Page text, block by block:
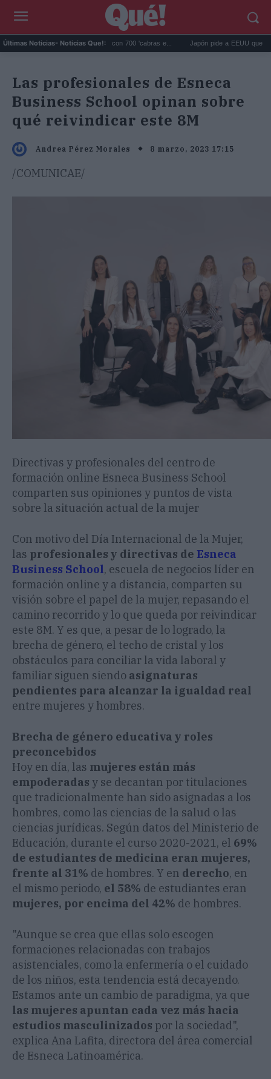
Últimas Noticias- Noticias Que!:
eliminó 140.000 cabras con 700 'cabras e... Japón pide a EEUU que deje de usar
Las profesionales de Esneca
Business School opinan sobre
qué reivindicar este 8M
Andrea Pérez Morales 8 marzo, 2023 17:15
/COMUNICAE/
Directivas y profesionales del centro de
formación online Esneca Business School
comparten sus opiniones y puntos de vista
sobre la situación actual de la mujer
Con motivo del Día Internacional de la Mujer,
las profesionales y directivas de Esneca
Business School, escuela de negocios líder en
formación online y a distancia, comparten su
visión sobre el papel de la mujer, repasando el
camino recorrido y lo que queda por reivindicar
este 8M. Y es que, a pesar de lo logrado, la
brecha de género, el techo de cristal y los
obstáculos para conciliar la vida laboral y
familiar siguen siendo asignaturas
pendientes para alcanzar la igualdad real
entre mujeres y hombres.
Brecha de género educativa y roles
preconcebidos
Hoy en día, las mujeres están más
empoderadas y se decantan por titulaciones
que tradicionalmente han sido asignadas a los
hombres, como las ciencias de la salud o las
ciencias jurídicas. Según datos del Ministerio de
Educación, durante el curso 2020-2021, el 69%
de estudiantes de medicina eran mujeres,
frente al 31% de hombres. Y en derecho, en
el mismo periodo, el 58% de estudiantes eran
mujeres, por encima del 42% de hombres.
"Aunque se crea que ellas solo escogen
formaciones relacionadas con trabajos
asistenciales, como la enfermería o el cuidado
de los niños, esta tendencia está decayendo.
Estamos ante un cambio de paradigma, ya que
las mujeres apuntan cada vez más hacia
estudios masculinizados por la sociedad",
explica Ana Lafita, directora del área comercial
de Esneca Latinoamérica.